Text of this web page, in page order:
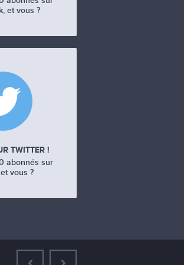
et vous ?
TWITTER !
abonnés sur
vous ?